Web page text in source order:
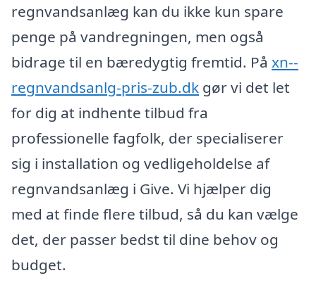
regnvandsanlæg kan du ikke kun spare
penge på vandregningen, men også
bidrage til en bæredygtig fremtid. På xn--
regnvandsanlg-pris-zub.dk gør vi det let
for dig at indhente tilbud fra
professionelle fagfolk, der specialiserer
sig i installation og vedligeholdelse af
regnvandsanlæg i Give. Vi hjælper dig
med at finde flere tilbud, så du kan vælge
det, der passer bedst til dine behov og
budget.